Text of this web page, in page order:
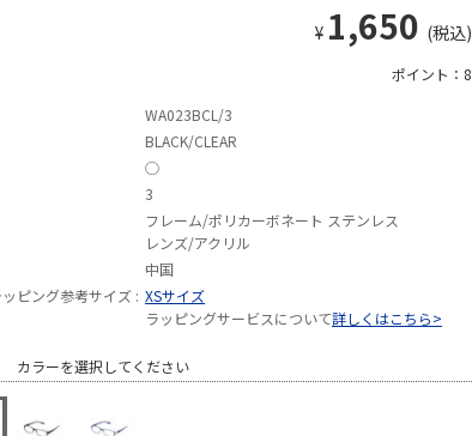
¥ 1,650 (税込)
ポイント：8
WA023BCL/3
BLACK/CLEAR
◯
3
フレーム/ポリカーボネート ステンレス
レンズ/アクリル
中国
ピング参考サイズ : XSサイズ
ラッピングサービスについて詳しくはこちら>
カラーを選択してください